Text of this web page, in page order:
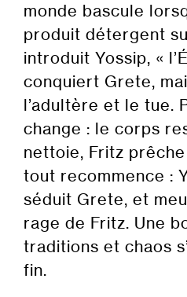
monde bascule
produit détergent
introduit Yossip, «
conquiert Grete,
l’adultère et le tue.
change : le corps
nettoie, Fritz
tout recommence :
séduit Grete, et
rage de Fritz. Une
traditions et chaos
fin.